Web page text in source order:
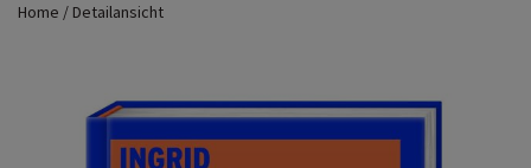
Home Detailansicht